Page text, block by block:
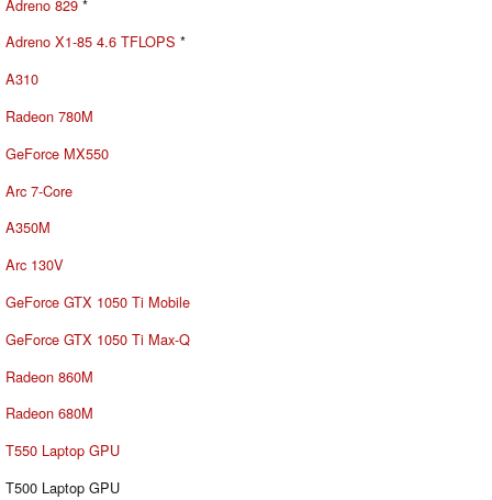
Adreno 829 *
Adreno X1-85 4.6 TFLOPS *
A310
Radeon 780M
GeForce MX550
Arc 7-Core
A350M
Arc 130V
GeForce GTX 1050 Ti Mobile
GeForce GTX 1050 Ti Max-Q
Radeon 860M
Radeon 680M
T550 Laptop GPU
T500 Laptop GPU